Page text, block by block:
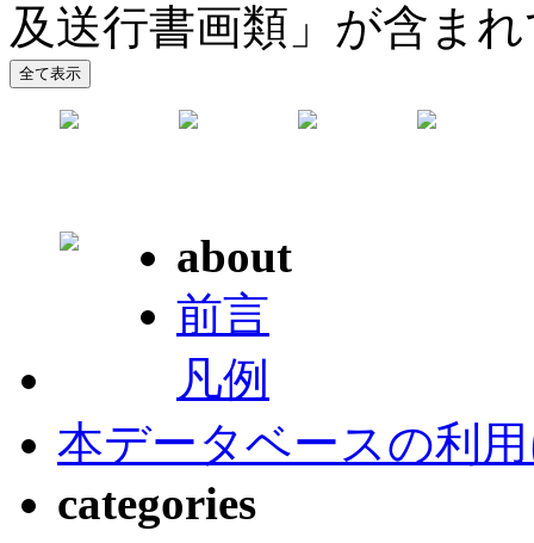
及送行書画類」が含ま
about
前言
凡例
本データベースの利
categories